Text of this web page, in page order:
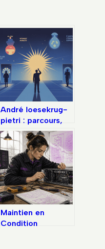
André loesekrug-
pietri : parcours,
vision et influence
d’un leader
européen
Maintien en
Condition